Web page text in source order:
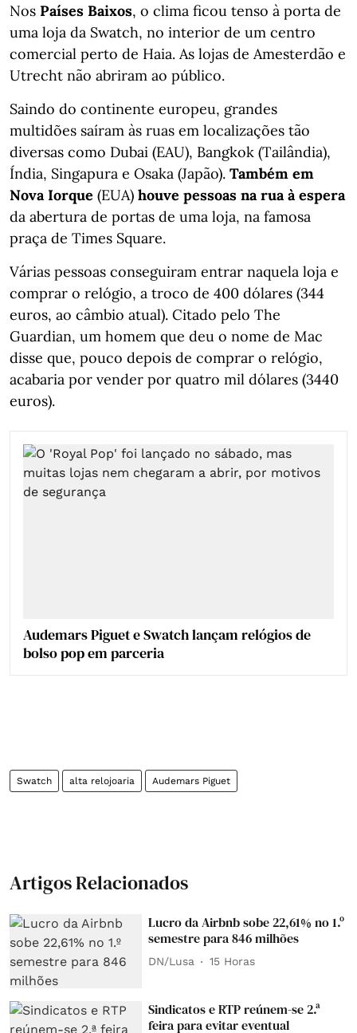
Nos Países Baixos, o clima ficou tenso à porta de
uma loja da Swatch, no interior de um centro
comercial perto de Haia. As lojas de Amesterdão e
Utrecht não abriram ao público.
Saindo do continente europeu, grandes
multidões saíram às ruas em localizações tão
diversas como Dubai (EAU), Bangkok (Tailândia),
Índia, Singapura e Osaka (Japão). Também em
Nova Iorque (EUA) houve pessoas na rua à espera
da abertura de portas de uma loja, na famosa
praça de Times Square.
Várias pessoas conseguiram entrar naquela loja e
comprar o relógio, a troco de 400 dólares (344
euros, ao câmbio atual). Citado pelo The
Guardian, um homem que deu o nome de Mac
disse que, pouco depois de comprar o relógio,
acabaria por vender por quatro mil dólares (3440
euros).
Audemars Piguet e Swatch lançam relógios de
bolso pop em parceria
Swatch alta relojoaria Audemars Piguet
Artigos Relacionados
Lucro da Airbnb sobe 22,61% no 1.º
semestre para 846 milhões
DN/Lusa 15 Horas
Sindicatos e RTP reúnem-se 2.ª
feira para evitar eventual